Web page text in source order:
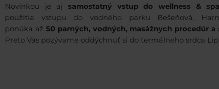
Novinkou je aj samostatný vstup do wellness &
použitia vstupu do vodného parku Bešeňová.
ponúka až 50 parných, vodných, masážnych procedúr a
Preto Vás pozývame oddýchnuť si do termálneho srdca